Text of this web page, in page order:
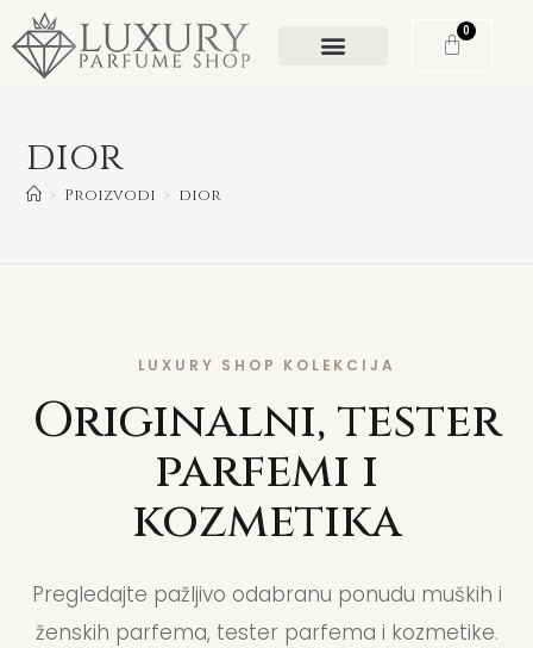
0
dior
> Proizvodi > dior
LUXURY SHOP KOLEKCIJA
Originalni, tester
parfemi i
kozmetika
Pregledajte pažljivo odabranu ponudu muških i
ženskih parfema, tester parfema i kozmetike.